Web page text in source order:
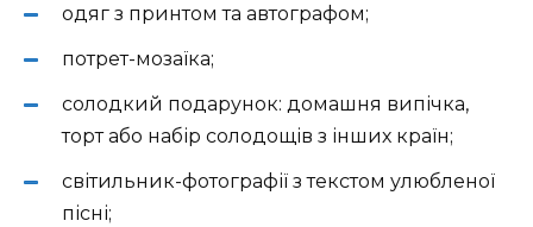
одяг з принтом та автографом;
потрет-мозаїка;
солодкий подарунок: домашня випічка,
торт або набір солодощів з інших країн;
світильник-фотографії з текстом улюбленої
пісні;